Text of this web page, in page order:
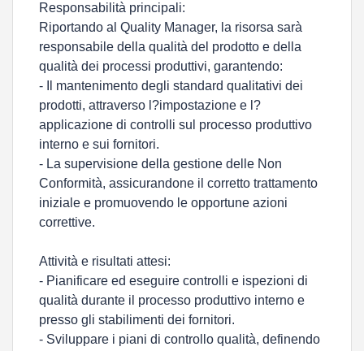
Responsabilità principali:
Riportando al Quality Manager, la risorsa sarà
responsabile della qualità del prodotto e della
qualità dei processi produttivi, garantendo:
- Il mantenimento degli standard qualitativi dei
prodotti, attraverso l?impostazione e l?
applicazione di controlli sul processo produttivo
interno e sui fornitori.
- La supervisione della gestione delle Non
Conformità, assicurandone il corretto trattamento
iniziale e promuovendo le opportune azioni
correttive.
Attività e risultati attesi:
- Pianificare ed eseguire controlli e ispezioni di
qualità durante il processo produttivo interno e
presso gli stabilimenti dei fornitori.
- Sviluppare i piani di controllo qualità, definendo